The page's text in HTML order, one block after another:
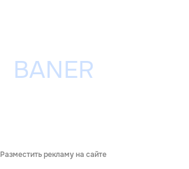
Разместить рекламу на сайте